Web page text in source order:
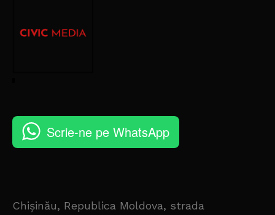
Scrie-ne pe WhatsApp
Chișinău, Republica Moldova, strada